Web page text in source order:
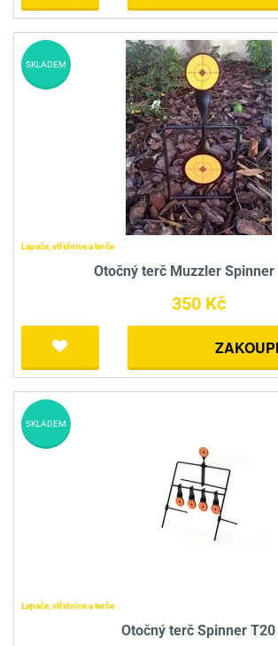
Lapače, střelnice a terče
Otočný terč Muzzler Spinner
350 Kč
SKLADEM
Lapače, střelnice a terče
Otočný terč Spinner T20
SKLADEM